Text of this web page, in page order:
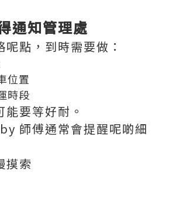
通知管理處
點，到時需要做：
位置
時段
要等好耐。
師傅通常會提醒呢啲細
摸索